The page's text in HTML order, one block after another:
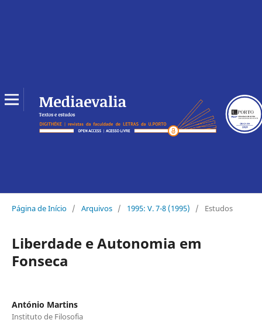
Página de Início / Arquivos / 1995: V. 7-8 (1995) / Estudos
Liberdade e Autonomia em
Fonseca
António Martins
Instituto de Filosofia